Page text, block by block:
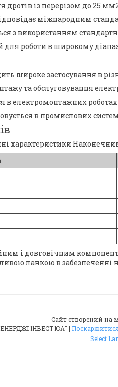
дротів із перерізом до 25
міжнародним
з використанням
роботи в широкому
широке застосування в
та обслуговування
в електромонтажних
в промислових
характеристики
і довговічним
ланкою в забезпеченні
Сайт створений на
ТОВ "ЕНЕРДЖІ ІНВЕСТ ЮА" |
Select